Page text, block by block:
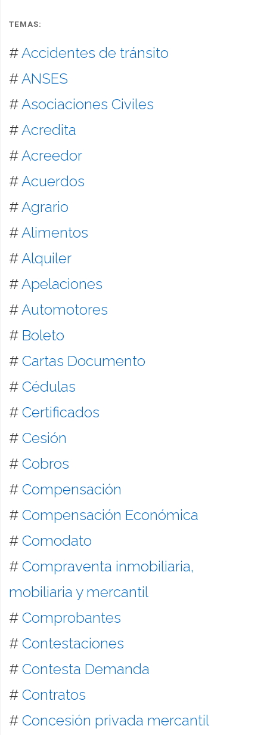
TEMAS:
#Accidentes de tránsito
#ANSES
#Asociaciones Civiles
#Acredita
#Acreedor
#Acuerdos
#Agrario
#Alimentos
#Alquiler
#Apelaciones
#Automotores
# Boleto
# Cartas Documento
# Cédulas
# Certificados
# Cesión
# Cobros
# Compensación
# Compensación Económica
# Comodato
# Compraventa inmobiliaria,
mobiliaria y mercantil
# Comprobantes
# Contestaciones
# Contesta Demanda
# Contratos
# Concesión privada mercantil